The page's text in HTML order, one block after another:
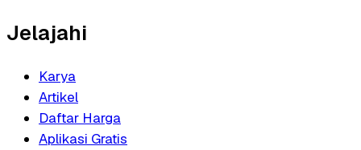
Jelajahi
Karya
Artikel
Daftar Harga
Aplikasi Gratis